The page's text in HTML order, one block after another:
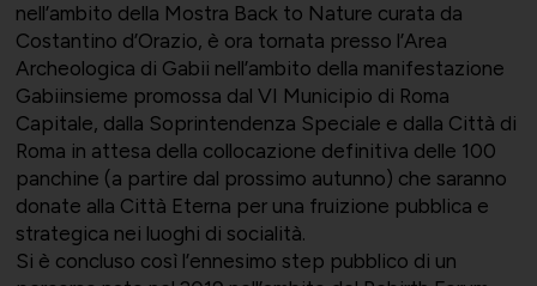
nell’ambito della Mostra Back to Nature curata da
Costantino d’Orazio, è ora tornata presso l’Area
Archeologica di Gabii nell’ambito della manifestazione
Gabiinsieme promossa dal VI Municipio di Roma
Capitale, dalla Soprintendenza Speciale e dalla Città di
Roma in attesa della collocazione definitiva delle 100
panchine (a partire dal prossimo autunno) che saranno
donate alla Città Eterna per una fruizione pubblica e
strategica nei luoghi di socialità.
Si è concluso così l’ennesimo step pubblico di un
Contatti per area di competenza
Certificazioni
UNIGEC
UNIONALIMENTARI
Energia e sostenibilità
Supporto tecnico-giuridico